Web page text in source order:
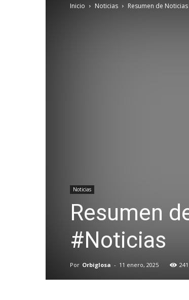
Inicio Noticias Resumen de
Noticias
Resumen
#Noticias
Por Orbiglosa - 11 enero, 2025 241